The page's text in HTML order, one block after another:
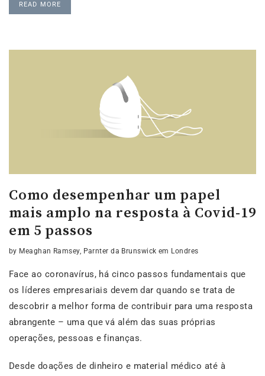
READ MORE
Como desempenhar um papel
mais amplo na resposta à Covid-19
em 5 passos
by Meaghan Ramsey, Parnter da Brunswick em Londres
Face ao coronavírus, há cinco passos fundamentais que
os líderes empresariais devem dar quando se trata de
descobrir a melhor forma de contribuir para uma resposta
abrangente – uma que vá além das suas próprias
operações, pessoas e finanças.
Desde doações de dinheiro e material médico até à